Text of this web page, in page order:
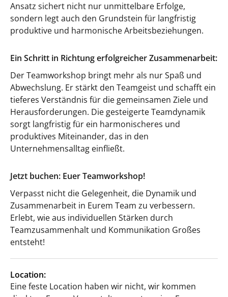
Ansatz sichert nicht nur unmittelbare Erfolge,
sondern legt auch den Grundstein für langfristig
produktive und harmonische Arbeitsbeziehungen.
Ein Schritt in Richtung erfolgreicher Zusammenarbeit:
Der Teamworkshop bringt mehr als nur Spaß und
Abwechslung. Er stärkt den Teamgeist und schafft ein
tieferes Verständnis für die gemeinsamen Ziele und
Herausforderungen. Die gesteigerte Teamdynamik
sorgt langfristig für ein harmonischeres und
produktives Miteinander, das in den
Unternehmensalltag einfließt.
Jetzt buchen: Euer Teamworkshop!
Verpasst nicht die Gelegenheit, die Dynamik und
Zusammenarbeit in Eurem Team zu verbessern.
Erlebt, wie aus individuellen Stärken durch
Teamzusammenhalt und Kommunikation Großes
entsteht!
Location:
Eine feste Location haben wir nicht, wir kommen